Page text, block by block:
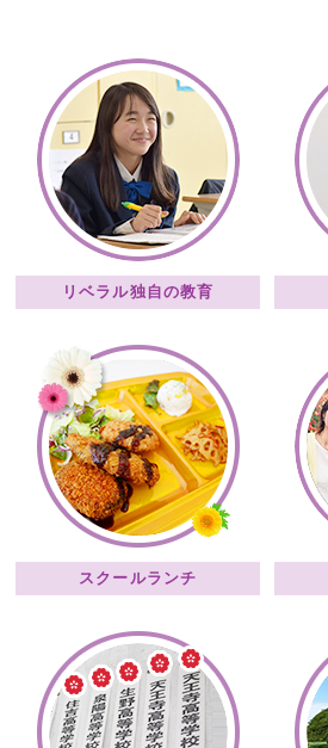
リベラル独自の教育
スクールランチ